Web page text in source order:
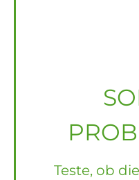
Teste, ob